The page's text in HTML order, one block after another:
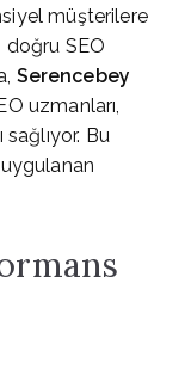
müşterilere
doğru SEO
Serencebey
uzmanları,
Bu